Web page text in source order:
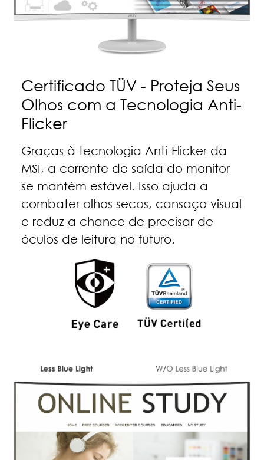
Certificado TÜV - Proteja Seus
Olhos com a Tecnologia Anti-
Flicker
Graças à tecnologia Anti-Flicker da
MSI, a corrente de saída do monitor
se mantém estável. Isso ajuda a
combater olhos secos, cansaço visual
e reduz a chance de precisar de
óculos de leitura no futuro.